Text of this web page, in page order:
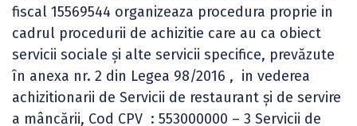
fiscal 15569544 organizeaza procedura proprie in
cadrul procedurii de achizitie care au ca obiect
servicii sociale şi alte servicii specifice, prevăzute
în anexa nr. 2 din Legea 98/2016 , in vederea
achizitionarii de Servicii de restaurant şi de servire
a mâncării, Cod CPV : 553000000 – 3 Servicii de